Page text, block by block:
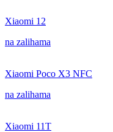
Xiaomi 12
na zalihama
Xiaomi Poco X3 NFC
na zalihama
Xiaomi 11T